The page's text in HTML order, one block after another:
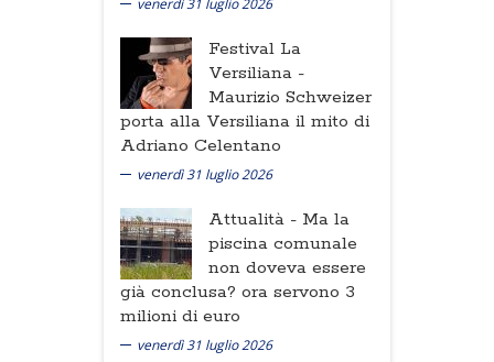
Festival La
Versiliana -
Maurizio Schweizer
porta alla Versiliana il mito di
Adriano Celentano
venerdì 31 luglio 2026
Attualità - Ma la
piscina comunale
non doveva essere
già conclusa? ora servono 3
milioni di euro
venerdì 31 luglio 2026